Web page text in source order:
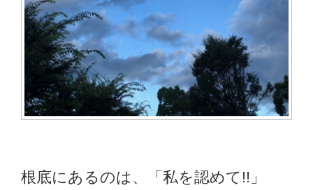
根底にあるのは、「私を認めて!!」